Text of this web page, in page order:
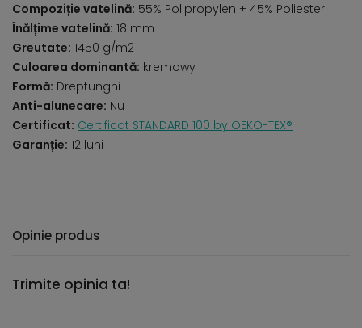
Compoziție vatelină: 55% Polipropylen + 45% Poliester
Înălțime vatelină: 18 mm
Greutate: 1450 g/m2
Culoarea dominantă: kremowy
Formă: Dreptunghi
Anti-alunecare: Nu
Certificat: Certificat STANDARD 100 by OEKO-TEX®
Garanție: 12 luni
Opinie produs
Trimite opinia ta!